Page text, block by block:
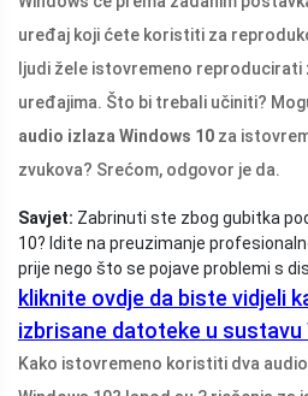
uređaj koji ćete koristiti za
ljudi žele istovremeno reproducirati
uređajima. Što bi trebali učiniti?
audio izlaza Windows 10 za
zvukova? Srećom, odgovor je da.
Savjet: Zabrinuti ste zbog gubitka
10? Idite na preuzimanje
prije nego što se pojave problemi s
kliknite ovdje da biste vidjeli
izbrisane datoteke u sustavu
Kako istovremeno koristiti dva